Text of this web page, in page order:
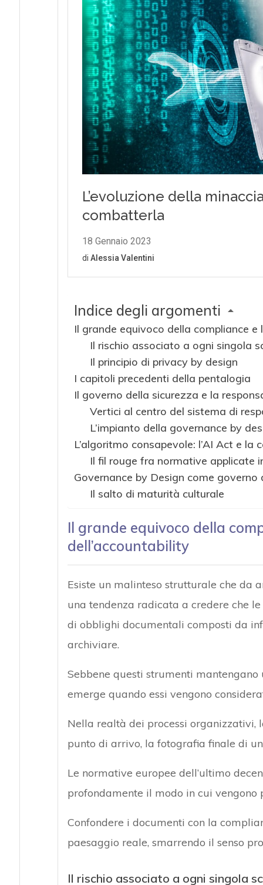
Indice degli argomenti
Il grande equivoco della compliance
Il rischio associato a ogni singola
Il principio di privacy by design
I capitoli precedenti della pentalogia
Il governo della sicurezza e la
Vertici al centro del sistema di
L’impianto della governance by
L’algoritmo consapevole: l’AI Act e la
Il fil rouge fra normative applicate
Governance by Design come governo
Il salto di maturità culturale
Il grande equivoco della
dell’accountability
Esiste un malinteso strutturale che da
una tendenza radicata a credere che
di obblighi documentali composti da
archiviare.
Sebbene questi strumenti
emerge quando essi vengono
Nella realtà dei processi organizzativi,
punto di arrivo, la fotografia finale di
Le normative europee dell’ultimo
profondamente il modo in cui
Confondere i documenti con la
paesaggio reale, smarrendo il senso
Il rischio associato a ogni singola